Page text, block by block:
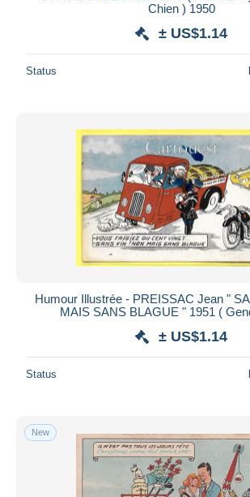
Chien ) 1950
± US$1.14
Status
Humour Illustrée - PREISSAC Jean "
MAIS SANS BLAGUE " 1951 (
± US$1.14
Status
New